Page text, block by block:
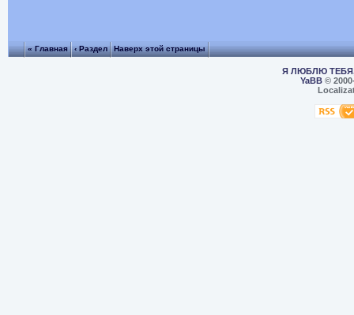
« Главная ‹ Раздел Наверх этой страницы
Я ЛЮБЛЮ
YaBB©